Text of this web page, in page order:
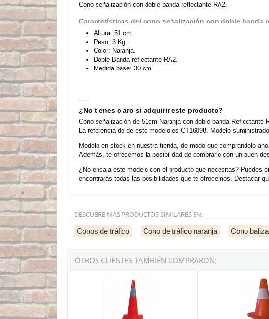
Cono señalización con doble banda reflectante RA2.
Características del cono señalización con doble banda
Altura: 51 cm.
Peso: 3 Kg.
Color: Naranja.
Doble Banda reflectante RA2.
Medida base: 30 cm.
¿No tienes claro si adquirir este producto?
Cono señalización de 51cm Naranja con doble banda
La referencia de de este modelo es CT16098. Modelo
Modelo en stock en nuestra tienda, de modo que comprándolo
Además, te ofrecemos la posibilidad de comprarlo con un buen
¿No encaja este modelo con el producto que necesitas? Puedes
encontrarás todas las posibilidades que te ofrecemos. Destacar
DESCUBRE MÁS PRODUCTOS SIMILARES EN:
Conos de tráfico Cono de tráfico naranja Cono
OTROS CLIENTES TAMBIÉN COMPRARON: